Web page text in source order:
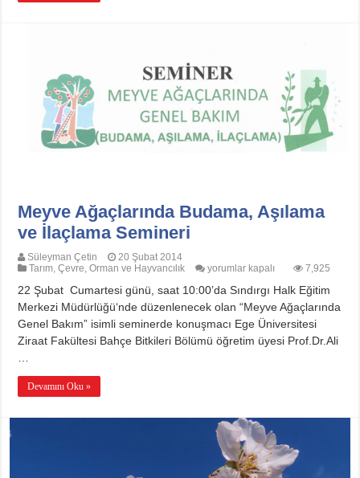
Meyve Ağaçlarında Budama, Aşılama
ve İlaçlama Semineri
Süleyman Çetin
20 Şubat 2014
Tarım, Çevre, Orman ve Hayvancılık
Meyve
Budama,
Aşılama
ve
İlaçlama
Semineri
için
yorumlar kapalı 7,925
22 Şubat Cumartesi günü, saat 10:00’da Sındırgı Halk Eğitim
Merkezi Müdürlüğü‘nde düzenlenecek olan “Meyve Ağaçlarında
Genel Bakım” isimli seminerde konuşmacı Ege Üniversitesi
Ziraat Fakültesi Bahçe Bitkileri Bölümü öğretim üyesi Prof.Dr.Ali
Devamını Oku »